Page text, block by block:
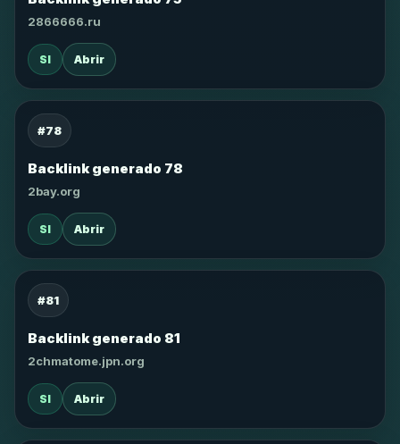
2866666.ru
SI Abrir
#78
Backlink generado 78
2bay.org
SI Abrir
#81
Backlink generado 81
2chmatome.jpn.org
SI Abrir